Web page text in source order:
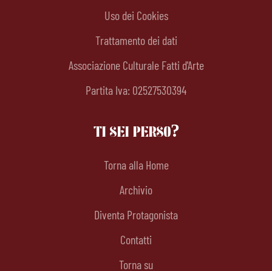
Uso dei Cookies
Trattamento dei dati
Associazione Culturale Fatti d'Arte
Partita Iva: 02527530394
TI SEI PERSO?
Torna alla Home
Archivio
Diventa Protagonista
Contatti
Torna su